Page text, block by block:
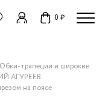
0 ₽
трапеции и широкие
АГУРЕЕВ
на поясе